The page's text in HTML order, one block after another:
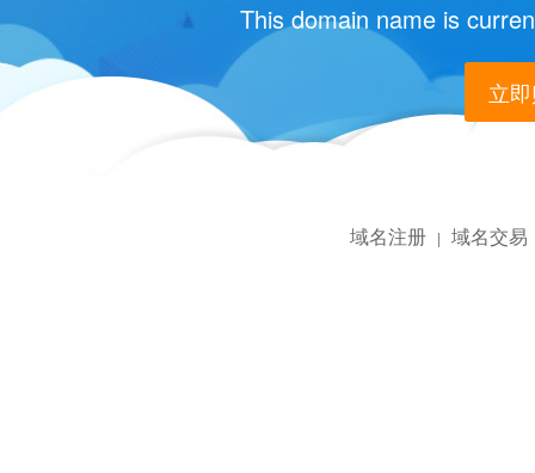
This domain name is
立
域名注册 | 域名交易